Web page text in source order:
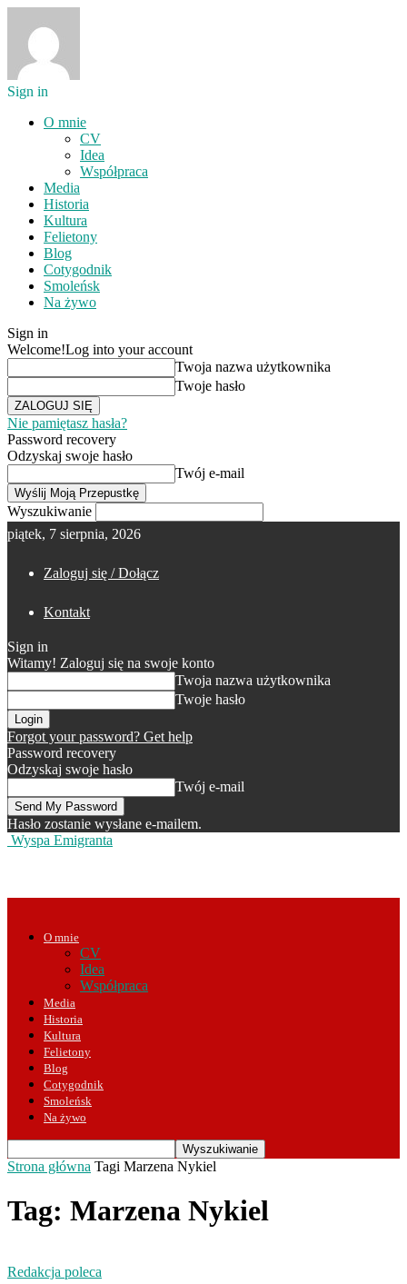
Sign in
O mnie
CV
Idea
Współpraca
Media
Historia
Kultura
Felietony
Blog
Cotygodnik
Smoleńsk
Na żywo
Sign in
Welcome!Log into your account
Twoja nazwa użytkownika
Twoje hasło
Nie pamiętasz hasła?
Password recovery
Odzyskaj swoje hasło
Twój e-mail
Wyszukiwanie
piątek, 7 sierpnia, 2026
Zaloguj się / Dołącz
Kontakt
Sign in
Witamy! Zaloguj się na swoje konto
Twoja nazwa użytkownika
Twoje hasło
Forgot your password? Get help
Password recovery
Odzyskaj swoje hasło
Twój e-mail
Hasło zostanie wysłane e-mailem.
Wyspa Emigranta
O mnie
CV
Idea
Współpraca
Media
Historia
Kultura
Felietony
Blog
Cotygodnik
Smoleńsk
Na żywo
Strona główna Tagi Marzena Nykiel
Tag: Marzena Nykiel
Redakcja poleca